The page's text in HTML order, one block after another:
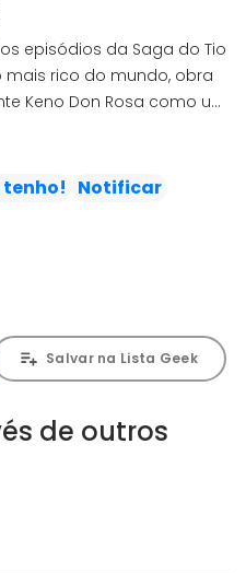
episódios da Saga do Tio
mais rico do mundo, obra
Keno Don Rosa como um
tenho! Notificar
Salvar na Lista Geek
de outros